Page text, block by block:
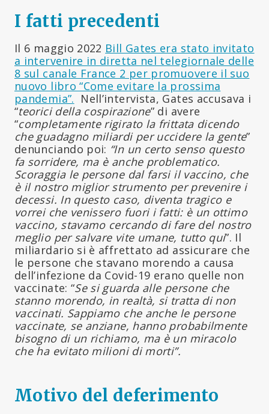
I fatti precedenti
Il 6 maggio 2022 Bill Gates era stato invitato
a intervenire in diretta nel telegiornale delle
8 sul canale France 2 per promuovere il suo
nuovo libro “Come evitare la prossima
pandemia”. Nell’intervista, Gates accusava i
“teorici della cospirazione” di avere
“completamente rigirato la frittata dicendo
che guadagno miliardi per uccidere la gente”
denunciando poi: “In un certo senso questo
fa sorridere, ma è anche problematico.
Scoraggia le persone dal farsi il vaccino, che
è il nostro miglior strumento per prevenire i
decessi. In questo caso, diventa tragico e
vorrei che venissero fuori i fatti: è un ottimo
vaccino, stavamo cercando di fare del nostro
meglio per salvare vite umane, tutto qui”. Il
miliardario si è affrettato ad assicurare che
le persone che stavano morendo a causa
dell’infezione da Covid-19 erano quelle non
vaccinate: “Se si guarda alle persone che
stanno morendo, in realtà, si tratta di non
vaccinati. Sappiamo che anche le persone
vaccinate, se anziane, hanno probabilmente
bisogno di un richiamo, ma è un miracolo
che ha evitato milioni di morti”.
Motivo del deferimento